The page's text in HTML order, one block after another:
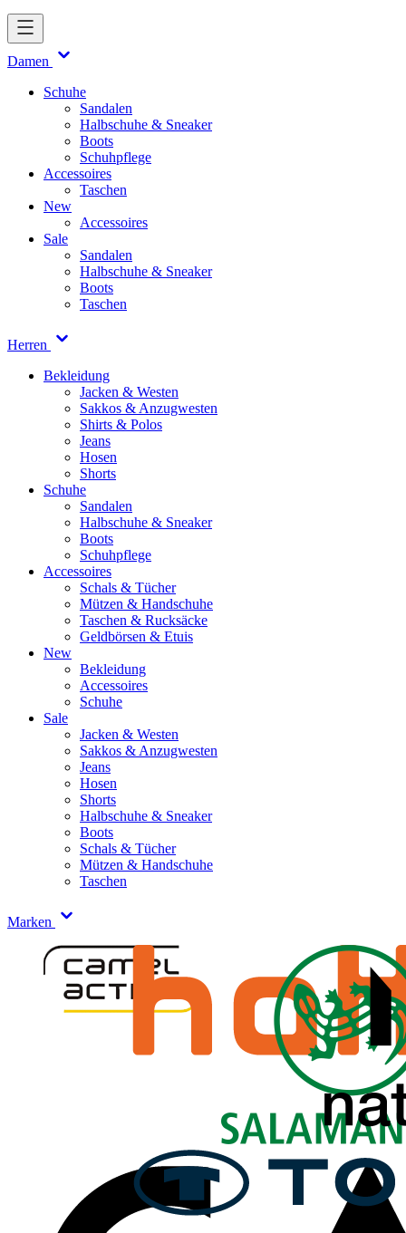
Damen
Schuhe
Sandalen
Halbschuhe & Sneaker
Boots
Schuhpflege
Accessoires
Taschen
New
Accessoires
Sale
Sandalen
Halbschuhe & Sneaker
Boots
Taschen
Herren
Bekleidung
Jacken & Westen
Sakkos & Anzugwesten
Shirts & Polos
Jeans
Hosen
Shorts
Schuhe
Sandalen
Halbschuhe & Sneaker
Boots
Schuhpflege
Accessoires
Schals & Tücher
Mützen & Handschuhe
Taschen & Rucksäcke
Geldbörsen & Etuis
New
Bekleidung
Accessoires
Schuhe
Sale
Jacken & Westen
Sakkos & Anzugwesten
Jeans
Hosen
Shorts
Halbschuhe & Sneaker
Boots
Schals & Tücher
Mützen & Handschuhe
Taschen
Marken